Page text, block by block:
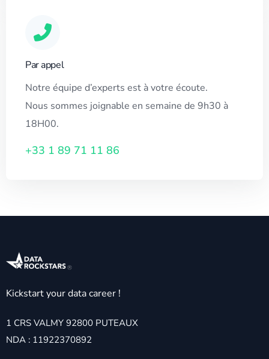
Par appel
Notre équipe d’experts est à votre écoute.
Nous sommes joignable en semaine de 9h30 à
18H00.
+33 1 89 71 11 86
Kickstart your data career !
1 CRS VALMY 92800 PUTEAUX
NDA : 11922370892